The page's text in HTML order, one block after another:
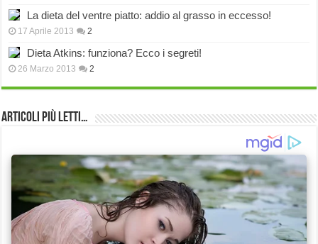
La dieta del ventre piatto: addio al grasso in eccesso!
17 Aprile 2013 2
Dieta Atkins: funziona? Ecco i segreti!
26 Marzo 2013 2
Articoli più Letti…